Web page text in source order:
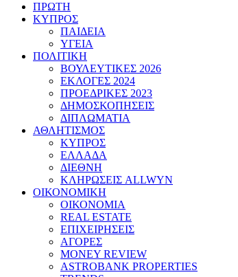
ΠΡΩΤΗ
ΚΥΠΡΟΣ
ΠΑΙΔΕΙΑ
ΥΓΕΙΑ
ΠΟΛΙΤΙΚΗ
ΒΟΥΛΕΥΤΙΚΕΣ 2026
ΕΚΛΟΓΕΣ 2024
ΠΡΟΕΔΡΙΚΕΣ 2023
ΔΗΜΟΣΚΟΠΗΣΕΙΣ
ΔΙΠΛΩΜΑΤΙΑ
ΑΘΛΗΤΙΣΜΟΣ
ΚΥΠΡΟΣ
ΕΛΛΑΔΑ
ΔΙΕΘΝΗ
ΚΛΗΡΩΣΕΙΣ ALLWYN
ΟΙΚΟΝΟΜΙΚΗ
ΟΙΚΟΝΟΜΙΑ
REAL ESTATE
ΕΠΙΧΕΙΡΗΣΕΙΣ
ΑΓΟΡΕΣ
MONEY REVIEW
ASTROBANK PROPERTIES